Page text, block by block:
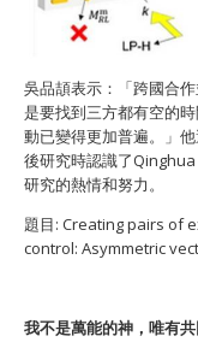
吳品頡表示：「跨國合
是要找到三方都有空的
動已變得更加普遍。」
後研究時認識了
研究的熱情和努力。
題目: Creating pairs of
control: Asymmetric
我不是萬能的神，唯有